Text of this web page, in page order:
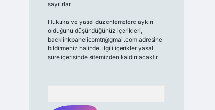
sayılırlar.
Hukuka ve yasal düzenlemelere aykırı
olduğunu düşündüğünüz içerikleri,
backlinkpanelicomtr@gmail.comadresine
bildirmeniz halinde, ilgili içerikler yasal
süre içerisinde sitemizden kaldırılacaktır.